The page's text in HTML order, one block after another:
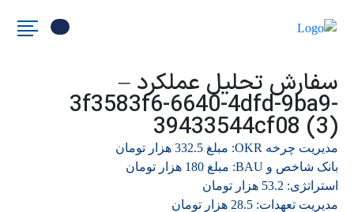
سفارش تحلیل عملکرد –
3f3583f6-6640-4dfd-9ba9-
39433544cf08 (3)
مدیریت چرخه OKR: مبلغ 332.5 هزار تومان
بانک شاخص و BAU: مبلغ 180 هزار تومان
استراتژی: 53.2 هزار تومان
مدیریت تعهدات: 28.5 هزار تومان